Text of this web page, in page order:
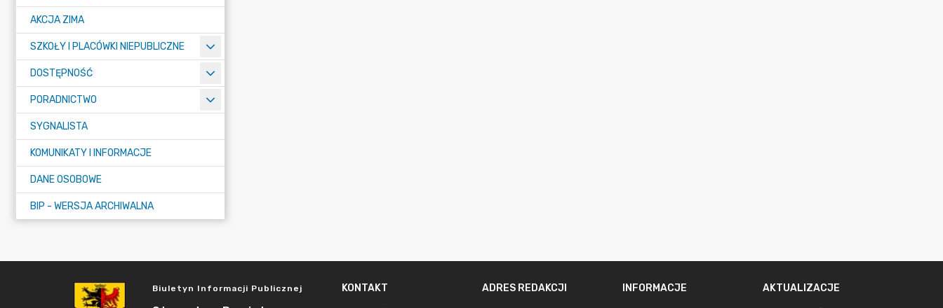
AKCJA ZIMA
SZKOŁY I PLACÓWKI NIEPUBLICZNE
DOSTĘPNOŚĆ
PORADNICTWO
SYGNALISTA
KOMUNIKATY I INFORMACJE
DANE OSOBOWE
BIP - WERSJA ARCHIWALNA
Biuletyn Informacji Publicznej KONTAKT ADRES REDAKCJI INFORMACJE AKTUALIZACJE